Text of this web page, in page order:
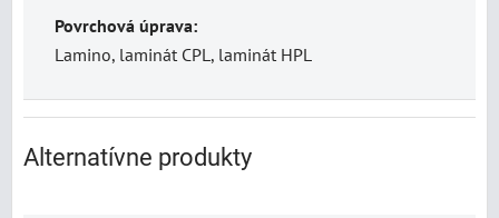
Povrchová úprava:
Lamino, laminát CPL, laminát HPL
Alternatívne produkty